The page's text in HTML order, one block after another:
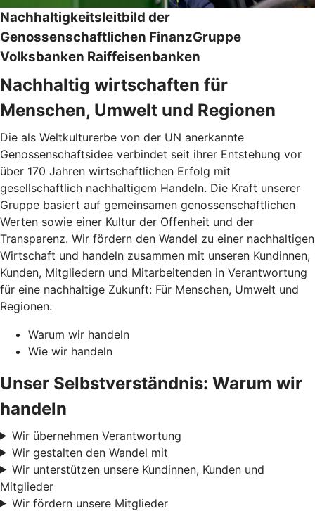
Nachhaltigkeitsleitbild der
Genossenschaftlichen FinanzGruppe
Volksbanken Raiffeisenbanken
Nachhaltig wirtschaften für
Menschen, Umwelt und Regionen
Die als Weltkulturerbe von der UN anerkannte
Genossenschaftsidee verbindet seit ihrer Entstehung vor
über 170 Jahren wirtschaftlichen Erfolg mit
gesellschaftlich nachhaltigem Handeln. Die Kraft unserer
Gruppe basiert auf gemeinsamen genossenschaftlichen
Werten sowie einer Kultur der Offenheit und der
Transparenz. Wir fördern den Wandel zu einer nachhaltigen
Wirtschaft und handeln zusammen mit unseren Kundinnen,
Kunden, Mitgliedern und Mitarbeitenden in Verantwortung
für eine nachhaltige Zukunft: Für Menschen, Umwelt und
Regionen.
Warum wir handeln
Wie wir handeln
Unser Selbstverständnis: Warum wir
handeln
Wir übernehmen Verantwortung
Wir gestalten den Wandel mit
Wir unterstützen unsere Kundinnen, Kunden und
Mitglieder
Wir fördern unsere Mitglieder